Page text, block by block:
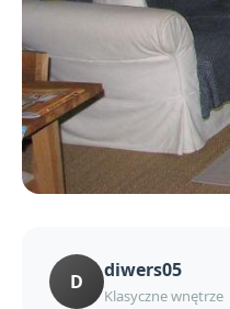
D diwers05
Klasyczne wnętrze